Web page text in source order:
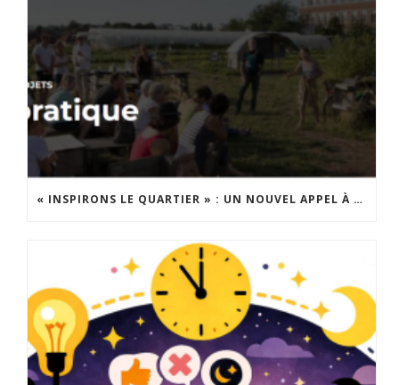
« INSPIRONS LE QUARTIER » : UN NOUVEL APPEL À PROJETS EST LANCÉ !